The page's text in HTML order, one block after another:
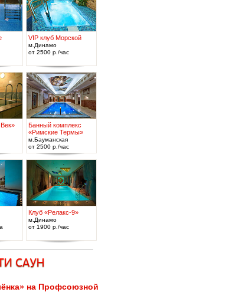
VIP клуб Морской
м.Динамо
от 2500 р./час
Банный комплекс
«Римские Термы»
м.Бауманская
от 2500 р./час
Клуб «Релакс-9»
м.Динамо
от 1900 р./час
на Профсоюзной